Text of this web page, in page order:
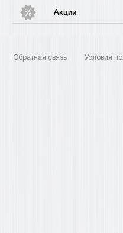
Акции
Обратная связь Условия